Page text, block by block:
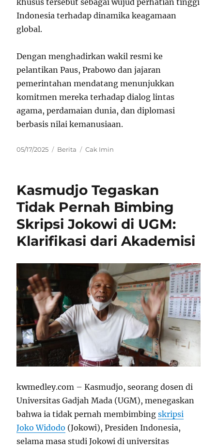
Indonesia terhadap dinamika keagamaan
global.
Dengan menghadirkan wakil resmi ke
pelantikan Paus, Prabowo dan jajaran
pemerintahan mendatang menunjukkan
komitmen mereka terhadap dialog lintas
agama, perdamaian dunia, dan diplomasi
berbasis nilai kemanusiaan.
Posted
05/17/2025 Categories
Berita Tags
Cak Imin
Kasmudjo Tegaskan
Tidak Pernah Bimbing
Skripsi Jokowi di UGM:
Klarifikasi dari Akademisi
kwmedley.com – Kasmudjo, seorang dosen di
Universitas Gadjah Mada (UGM), menegaskan
bahwa ia tidak pernah membimbingskripsi
Joko Widodo (Jokowi), Presiden Indonesia,
selama masa studi Jokowi di universitas